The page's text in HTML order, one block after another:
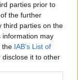
parties prior to
the further
third parties on the
information may
the IAB’s List of
it to other
élethez